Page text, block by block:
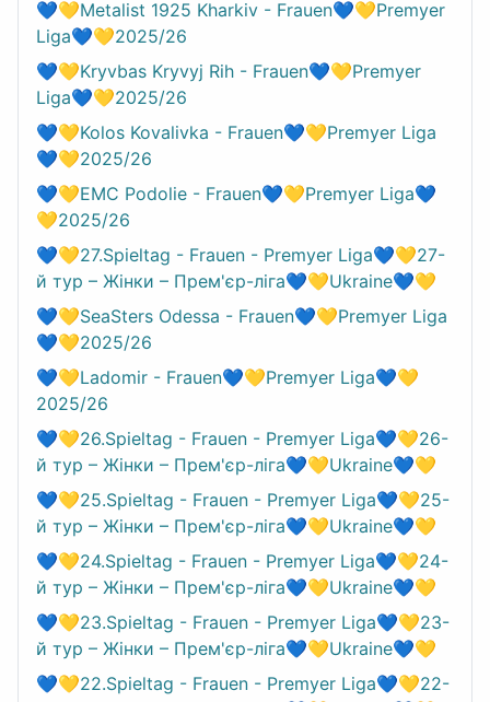
💙💛Metalist 1925 Kharkiv - Frauen💙💛Premyer
Liga💙💛2025/26
💙💛Kryvbas Kryvyj Rih - Frauen💙💛Premyer
Liga💙💛2025/26
💙💛Kolos Kovalivka - Frauen💙💛Premyer Liga
💙💛2025/26
💙💛EMC Podolie - Frauen💙💛Premyer Liga💙
💛2025/26
💙💛27.Spieltag - Frauen - Premyer Liga💙💛27-
й тур – Жінки – Прем'єр-ліга💙💛Ukraine💙💛
💙💛SeaSters Odessa - Frauen💙💛Premyer Liga
💙💛2025/26
💙💛Ladomir - Frauen💙💛Premyer Liga💙💛
2025/26
💙💛26.Spieltag - Frauen - Premyer Liga💙💛26-
й тур – Жінки – Прем'єр-ліга💙💛Ukraine💙💛
💙💛25.Spieltag - Frauen - Premyer Liga💙💛25-
й тур – Жінки – Прем'єр-ліга💙💛Ukraine💙💛
💙💛24.Spieltag - Frauen - Premyer Liga💙💛24-
й тур – Жінки – Прем'єр-ліга💙💛Ukraine💙💛
💙💛23.Spieltag - Frauen - Premyer Liga💙💛23-
й тур – Жінки – Прем'єр-ліга💙💛Ukraine💙💛
💙💛22.Spieltag - Frauen - Premyer Liga💙💛22-